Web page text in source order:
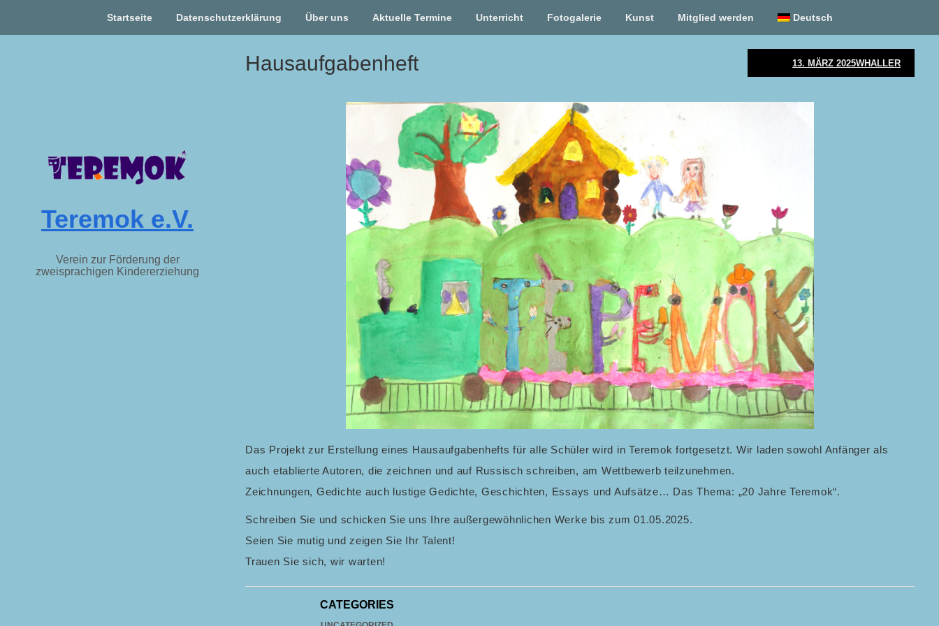
Startseite Datenschutzerklärung Über uns Aktuelle Termine Unterricht Fotogalerie Kunst Mitglied werden Deutsch
Teremok e.V.
Verein zur Förderung der
zweisprachigen Kindererziehung
Hausaufgabenheft 13. MÄRZ 2025WHALLER
Das Projekt zur Erstellung eines Hausaufgabenhefts für alle Schüler wird in Teremok fortgesetzt. Wir laden sowohl Anfänger als
auch etablierte Autoren, die zeichnen und auf Russisch schreiben, am Wettbewerb teilzunehmen.
Zeichnungen, Gedichte auch lustige Gedichte, Geschichten, Essays und Aufsätze… Das Thema: „20 Jahre Teremok“.
Schreiben Sie und schicken Sie uns Ihre außergewöhnlichen Werke bis zum 01.05.2025.
Seien Sie mutig und zeigen Sie Ihr Talent!
Trauen Sie sich, wir warten!
CATEGORIES